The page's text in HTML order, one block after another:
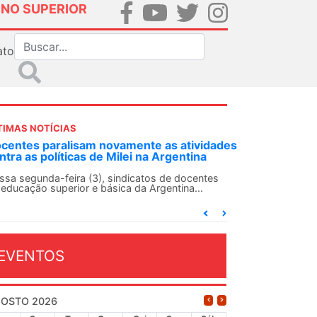
SUPERIOR
NOTÍCIAS
SN convoca docentes para Dia de
Internacionalista com Cuba em
de agosto
SN conclama suas seções sindicais e o